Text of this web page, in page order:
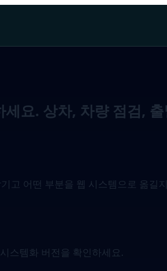
요. 상차, 차량 점검,
고 어떤 부분을 웹 시스템으로 옮
스템화 버전을 확인하세요.